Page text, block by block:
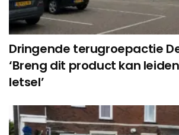
Dringende terugroepactie
‘Breng dit product kan
letsel’